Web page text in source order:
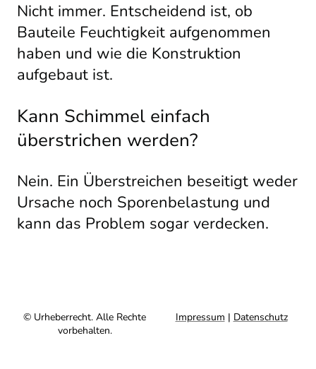
Nicht immer. Entscheidend ist, ob
Bauteile Feuchtigkeit aufgenommen
haben und wie die Konstruktion
aufgebaut ist.
Kann Schimmel einfach
überstrichen werden?
Nein. Ein Überstreichen beseitigt weder
Ursache noch Sporenbelastung und
kann das Problem sogar verdecken.
© Urheberrecht. Alle Rechte
vorbehalten.
Impressum | Datenschutz